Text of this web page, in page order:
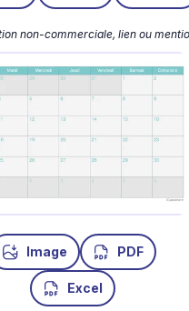
non-commerciale, lien ou
Image PDF
Excel